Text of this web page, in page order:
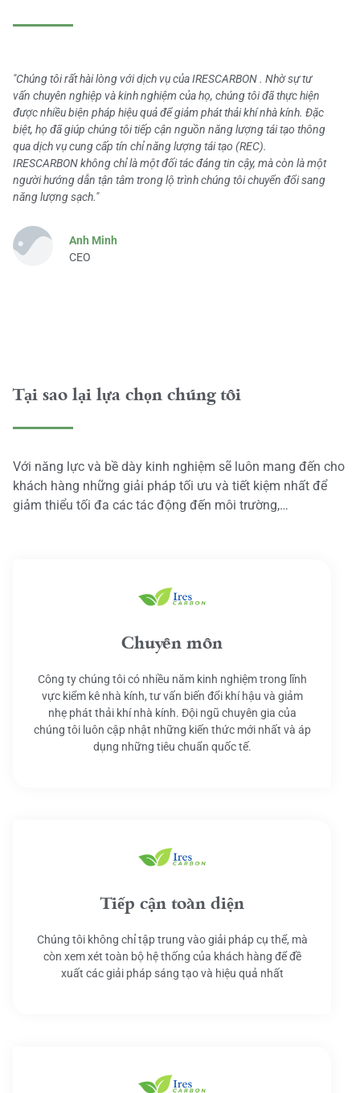
"Chúng tôi rất hài lòng với dịch vụ của IRESCARBON . Nhờ sự tư
vấn chuyên nghiệp và kinh nghiệm của họ, chúng tôi đã thực hiện
được nhiều biện pháp hiệu quả để giảm phát thải khí nhà kính. Đặc
biệt, họ đã giúp chúng tôi tiếp cận nguồn năng lượng tái tạo thông
qua dịch vụ cung cấp tín chỉ năng lượng tái tạo (REC).
IRESCARBON không chỉ là một đối tác đáng tin cậy, mà còn là một
người hướng dẫn tận tâm trong lộ trình chúng tôi chuyển đổi sang
năng lượng sạch."
Anh Minh
CEO
Tại sao lại lựa chọn chúng tôi
Với năng lực và bề dày kinh nghiệm sẽ luôn mang đến cho
khách hàng những giải pháp tối ưu và tiết kiệm nhất để
giảm thiểu tối đa các tác động đến môi trường,…
Chuyên môn
Công ty chúng tôi có nhiều năm kinh nghiệm trong lĩnh
vực kiểm kê nhà kính, tư vấn biến đổi khí hậu và giảm
nhẹ phát thải khí nhà kính. Đội ngũ chuyên gia của
chúng tôi luôn cập nhật những kiến thức mới nhất và áp
dụng những tiêu chuẩn quốc tế.
Tiếp cận toàn diện
Chúng tôi không chỉ tập trung vào giải pháp cụ thể, mà
còn xem xét toàn bộ hệ thống của khách hàng để đề
xuất các giải pháp sáng tạo và hiệu quả nhất